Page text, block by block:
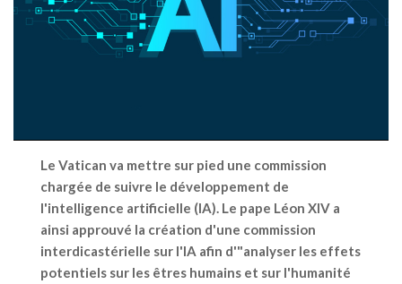
Le Vatican va mettre sur pied une commission
chargée de suivre le développement de
l'intelligence artificielle (IA). Le pape Léon XIV a
ainsi approuvé la création d'une commission
interdicastérielle sur l'IA afin d'"analyser les effets
potentiels sur les êtres humains et sur l'humanité